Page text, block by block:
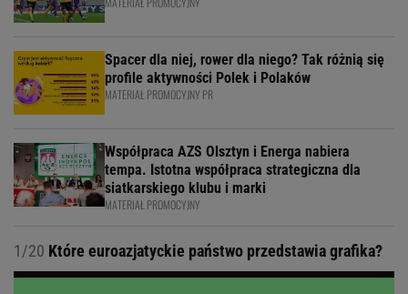
Spacer dla niej, rower dla niego? Tak różnią się
profile aktywności Polek i Polaków
MATERIAŁ PROMOCYJNY PR
Współpraca AZS Olsztyn i Energa nabiera
tempa. Istotna współpraca strategiczna dla
siatkarskiego klubu i marki
MATERIAŁ PROMOCYJNY
1/20 Które euroazjatyckie państwo przedstawia grafika?